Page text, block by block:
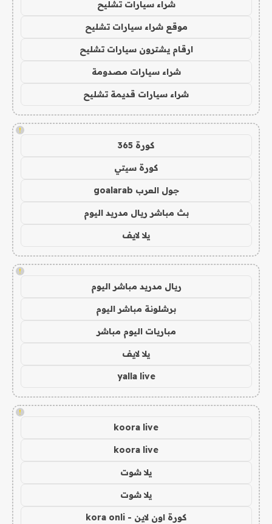
شراء سيارات تشليح
موقع شراء سيارات تشليح
ارقام يشترون سيارات تشليح
شراء سيارات مصدومة
شراء سيارات قديمة تشليح
!
كورة 365
كورة سيتي
جول العرب goalarab
بث مباشر ريال مدريد اليوم
يلا لايف
!
ريال مدريد مباشر اليوم
برشلونة مباشر اليوم
مباريات اليوم مباشر
يلا لايف
yalla live
!
koora live
koora live
يلا شوت
يلا شوت
كورة اون لاين - kora onli